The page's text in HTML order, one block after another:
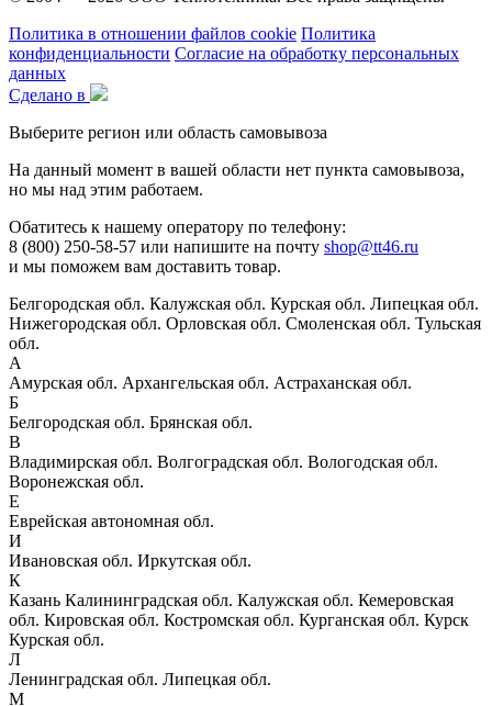
Политика в отношении файлов cookie Политика
конфиденциальности Согласие на обработку персональных
данных
Сделано в
Выберите регион или область самовывоза
На данный момент в вашей области нет пункта самовывоза,
но мы над этим работаем.
Обатитесь к нашему оператору по телефону:
8 (800) 250-58-57 или напишите на почту shop@tt46.ru
и мы поможем вам доставить товар.
Белгородская обл. Калужская обл. Курская обл. Липецкая обл.
Нижегородская обл. Орловская обл. Смоленская обл. Тульская
обл.
А
Амурская обл. Архангельская обл. Астраханская обл.
Б
Белгородская обл. Брянская обл.
В
Владимирская обл. Волгоградская обл. Вологодская обл.
Воронежская обл.
Е
Еврейская автономная обл.
И
Ивановская обл. Иркутская обл.
К
Казань Калининградская обл. Калужская обл. Кемеровская
обл. Кировская обл. Костромская обл. Курганская обл. Курск
Курская обл.
Л
Ленинградская обл. Липецкая обл.
М